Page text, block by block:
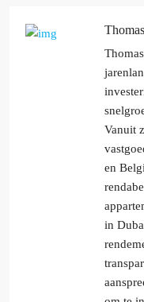
Vanuit
en
in